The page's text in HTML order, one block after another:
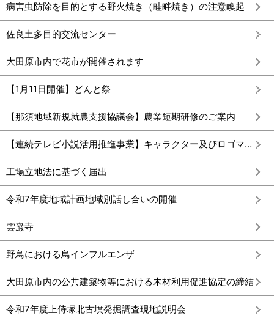
病害虫防除を目的とする野火焼き（畦畔焼き）の注意喚起
佐良土多目的交流センター
大田原市内で花市が開催されます
【1月11日開催】どんと祭
【那須地域新規就農支援協議会】農業短期研修のご案内
【連続テレビ小説活用推進事業】キャラクター及びロゴマークを活用ください
工場立地法に基づく届出
令和7年度地域計画地域別話し合いの開催
雲巌寺
野鳥における鳥インフルエンザ
大田原市内の公共建築物等における木材利用促進協定の締結
令和7年度上侍塚北古墳発掘調査現地説明会